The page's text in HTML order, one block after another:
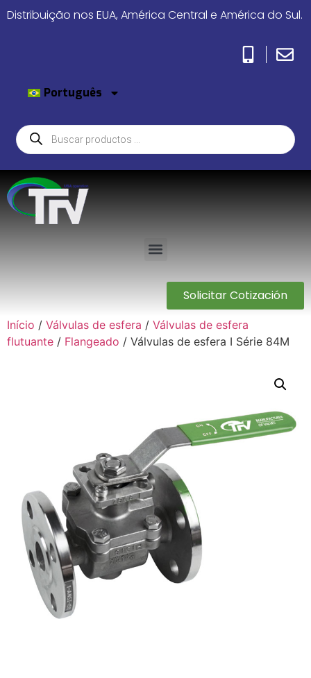
Distribuição nos EUA, América Central e América do Sul.
Português
Solicitar Cotización
Início / Válvulas de esfera / Válvulas de esfera
flutuante / Flangeado / Válvulas de esfera I Série 84M